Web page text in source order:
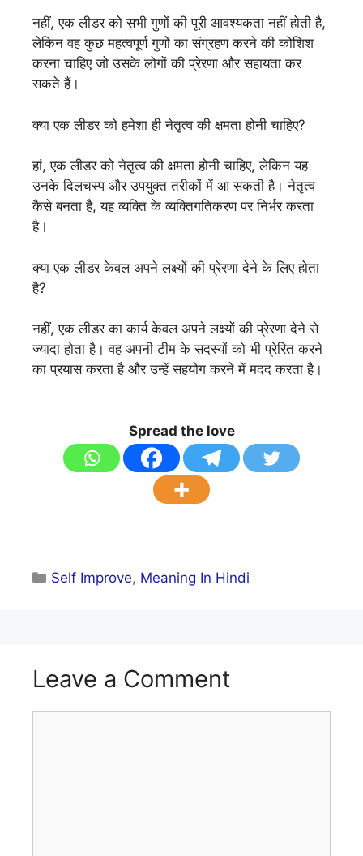
नहीं, एक लीडर को सभी गुणों की पूरी आवश्यकता नहीं होती है,
लेकिन वह कुछ महत्वपूर्ण गुणों का संग्रहण करने की कोशिश
करना चाहिए जो उसके लोगों की प्रेरणा और सहायता कर
सकते हैं।
क्या एक लीडर को हमेशा ही नेतृत्व की क्षमता होनी चाहिए?
हां, एक लीडर को नेतृत्व की क्षमता होनी चाहिए, लेकिन यह
उनके दिलचस्प और उपयुक्त तरीकों में आ सकती है। नेतृत्व
कैसे बनता है, यह व्यक्ति के व्यक्तिगतिकरण पर निर्भर करता
है।
क्या एक लीडर केवल अपने लक्ष्यों की प्रेरणा देने के लिए होता
है?
नहीं, एक लीडर का कार्य केवल अपने लक्ष्यों की प्रेरणा देने से
ज्यादा होता है। वह अपनी टीम के सदस्यों को भी प्रेरित करने
का प्रयास करता है और उन्हें सहयोग करने में मदद करता है।
Spread the love
Categories
Self Improve, Meaning In Hindi
Leave a Comment